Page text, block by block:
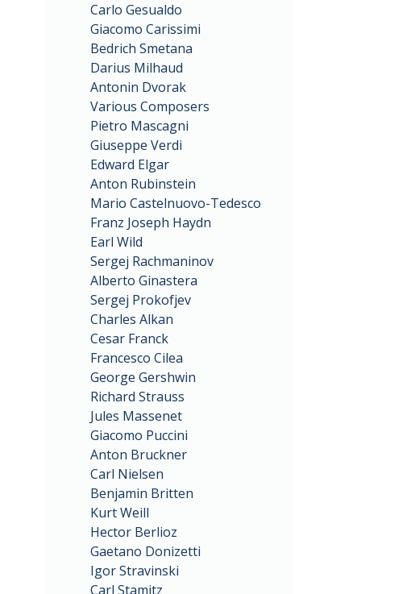
Carlo Gesualdo
Giacomo Carissimi
Bedrich Smetana
Darius Milhaud
Antonin Dvorak
Various Composers
Pietro Mascagni
Giuseppe Verdi
Edward Elgar
Anton Rubinstein
Mario Castelnuovo-Tedesco
Franz Joseph Haydn
Earl Wild
Sergej Rachmaninov
Alberto Ginastera
Sergej Prokofjev
Charles Alkan
Cesar Franck
Francesco Cilea
George Gershwin
Richard Strauss
Jules Massenet
Giacomo Puccini
Anton Bruckner
Carl Nielsen
Benjamin Britten
Kurt Weill
Hector Berlioz
Gaetano Donizetti
Igor Stravinski
Carl Stamitz